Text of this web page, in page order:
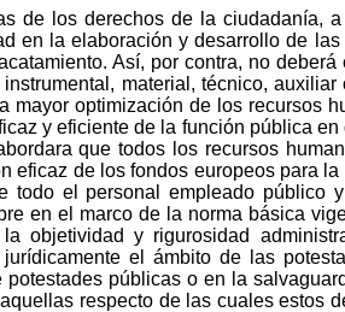
de los derechos de la ciudadanía,
en la elaboración y desarrollo de
Así, por contra, no
material, técnico,
optimización de los recursos
y eficiente de la función pública
que todos los recursos
de los fondos europeos para
todo el personal empleado público
en el marco de la norma básica
objetividad y rigurosidad
el ámbito de las
públicas o en la
respecto de las cuales estos